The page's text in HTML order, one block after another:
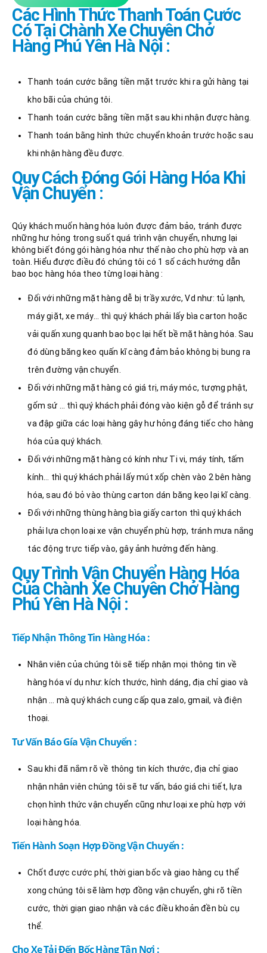
Các Hình Thức Thanh Toán Cước
Có Tại Chành Xe Chuyên Chở
Hàng Phú Yên Hà Nội :
Thanh toán cước bằng tiền mặt trước khi ra gửi hàng tại
kho bãi của chúng tôi.
Thanh toán cước bằng tiền mặt sau khi nhận được hàng.
Thanh toán bằng hình thức chuyển khoản trước hoặc sau
khi nhận hàng đều được.
Quy Cách Đóng Gói Hàng Hóa Khi
Vận Chuyển :
Qúy khách muốn hàng hóa luôn được đảm bảo, tránh được
những hư hỏng trong suốt quá trình vận chuyển, nhưng lại
không biết đóng gói hàng hóa như thế nào cho phù hợp và an
toàn. Hiểu được điều đó chúng tôi có 1 số cách hướng dẫn
bao bọc hàng hóa theo từng loại hàng :
Đối với những mặt hàng dễ bị trầy xước, Vd như: tủ lạnh,
máy giặt, xe máy… thì quý khách phải lấy bìa carton hoặc
vải quấn xung quanh bao bọc lại hết bề mặt hàng hóa. Sau
đó dùng băng keo quấn kĩ càng đảm bảo không bị bung ra
trên đường vận chuyển.
Đối với những mặt hàng có giá trị, máy móc, tượng phật,
gốm sứ … thì quý khách phải đóng vào kiện gỗ để tránh sự
va đập giữa các loại hàng gây hư hỏng đáng tiếc cho hàng
hóa của quý khách.
Đối với những mặt hàng có kính như Ti vi, máy tính, tấm
kính… thì quý khách phải lấy mút xốp chèn vào 2 bên hàng
hóa, sau đó bỏ vào thùng carton dán băng kẹo lại kĩ càng.
Đối với những thùng hàng bìa giấy carton thì quý khách
phải lựa chọn loại xe vận chuyển phù hợp, tránh mưa nắng
tác động trực tiếp vào, gây ảnh hưởng đến hàng.
Quy Trình Vận Chuyển Hàng Hóa
Của Chành Xe Chuyên Chở Hàng
Phú Yên Hà Nội :
Tiếp Nhận Thông Tin Hàng Hóa :
Nhân viên của chúng tôi sẽ tiếp nhận mọi thông tin về
hàng hóa ví dụ như: kích thước, hình dáng, địa chỉ giao và
nhận … mà quý khách cung cấp qua zalo, gmail, và điện
thoại.
Tư Vấn Báo Gía Vận Chuyển :
Sau khi đã nắm rõ về thông tin kích thước, địa chỉ giao
nhận nhân viên chúng tôi sẽ tư vấn, báo giá chi tiết, lựa
chọn hình thức vận chuyển cũng như loại xe phù hợp với
loại hàng hóa.
Tiến Hành Soạn Hợp Đồng Vận Chuyển :
Chốt được cước phí, thời gian bốc và giao hàng cụ thể
xong chúng tôi sẽ làm hợp đồng vận chuyển, ghi rõ tiền
cước, thời giạn giao nhận và các điều khoản đền bù cụ
thể.
Cho Xe Tải Đến Bốc Hàng Tận Nơi :